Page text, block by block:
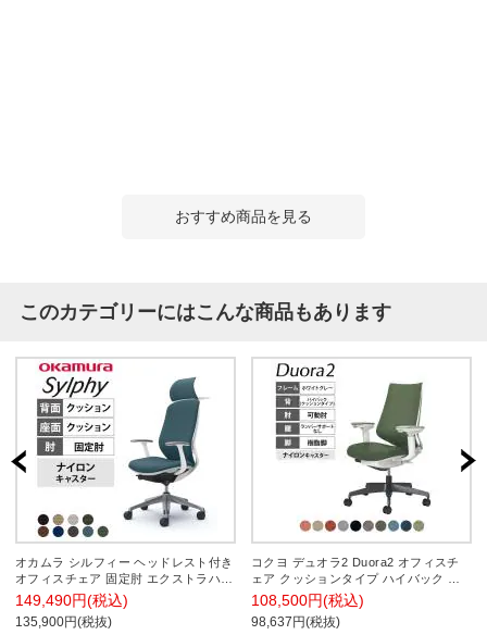
おすすめ商品を見る
このカテゴリーにはこんな商品もあります
オカムラ シルフィー ヘッドレスト付き
オフィスチェア 固定肘 エクストラハイ
バック アルミ脚 ナイロンキャスター
ハンガー付き 背クッション 布張り(プ
レーン) ホワイトボディokamura
149,490円(税込)
135,900円(税抜)
コクヨ デュオラ2 Duora2 オフィスチ
ェア クッションタイプ ハイバック 可
動肘 樹脂脚 ホワイトグレーフレーム
ランバーサポートなし ナイロンキャス
ター C08-B230CW
108,500円(税込)
98,637円(税抜)